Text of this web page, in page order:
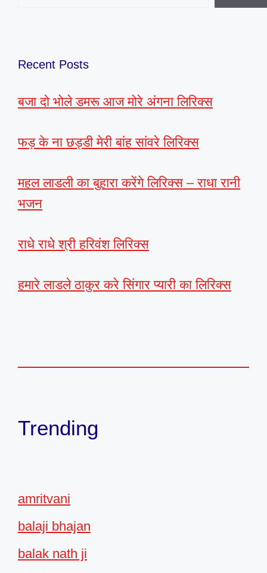
Recent Posts
बजा दो भोले डमरू आज मोरे अंगना लिरिक्स
फड़ के ना छड्डी मेरी बांह सांवरे लिरिक्स
महल लाडली का बुहारा करेंगे लिरिक्स – राधा रानी
भजन
राधे राधे श्री हरिवंश लिरिक्स
हमारे लाडले ठाकुर करे सिंगार प्यारी का लिरिक्स
Trending
amritvani
balaji bhajan
balak nath ji